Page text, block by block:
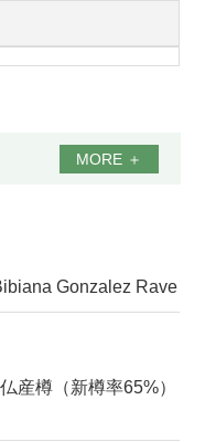
MORE ＋
Gonzalez Rave
産樽（新樽率65%）